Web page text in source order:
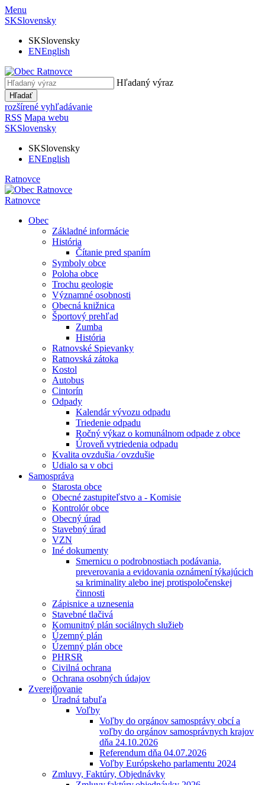
Menu
SKSlovensky
SKSlovensky
ENEnglish
Hľadaný výraz
Hľadať
rozšírené vyhľadávanie
RSS Mapa webu
SKSlovensky
SKSlovensky
ENEnglish
Ratnovce
Ratnovce
Obec
Základné informácie
História
Čítanie pred spaním
Symboly obce
Poloha obce
Trochu geologie
Významné osobnosti
Obecná knižnica
Športový prehľad
Zumba
História
Ratnovské Spievanky
Ratnovská zátoka
Kostol
Autobus
Cintorín
Odpady
Kalendár vývozu odpadu
Triedenie odpadu
Ročný výkaz o komunálnom odpade z obce
Úroveň vytriedenia odpadu
Kvalita ovzdušia ⁄ ovzdušie
Udialo sa v obci
Samospráva
Starosta obce
Obecné zastupiteľstvo a - Komisie
Kontrolór obce
Obecný úrad
Stavebný úrad
VZN
Iné dokumenty
Smernicu o podrobnostiach podávania,
preverovania a evidovania oznámení týkajúcich
sa kriminality alebo inej protispoločenskej
činnosti
Zápisnice a uznesenia
Stavebné tlačivá
Komunitný plán sociálnych služieb
Územný plán
Územný plán obce
PHRSR
Civilná ochrana
Ochrana osobných údajov
Zverejňovanie
Úradná tabuľa
Voľby
Voľby do orgánov samosprávy obcí a
voľby do orgánov samosprávnych krajov
dňa 24.10.2026
Referendum dňa 04.07.2026
Voľby Európskeho parlamentu 2024
Zmluvy, Faktúry, Objednávky